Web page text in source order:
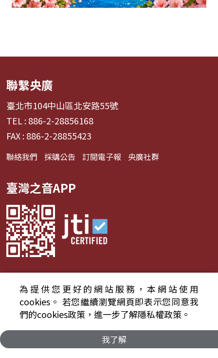
聯繫央廣
臺北市104中山區北安路55號
TEL : 886-2-28856168
FAX : 886-2-28855423
聯絡我們 採購公告 訂閱電子報 央廣社群
臺灣之音APP
© 2024財團法人中央廣播電臺 版權所有
資通安全政策聲明
服務條款 隱私權條款
為提供您更好的網站服務，本網站使用
cookies。 若您繼續瀏覽網頁即表示您同意我
們的cookies政策，進一步了解隱私權政策。
我了解